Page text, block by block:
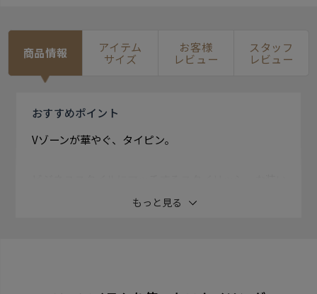
商品情報 アイテム
サイズ
お客様
レビュー
スタッフ
レビュー
おすすめポイント
Vゾーンが華やぐ、タイピン。
にも パーティーシーンでの華やかな装いにもオススメ
もっと見る